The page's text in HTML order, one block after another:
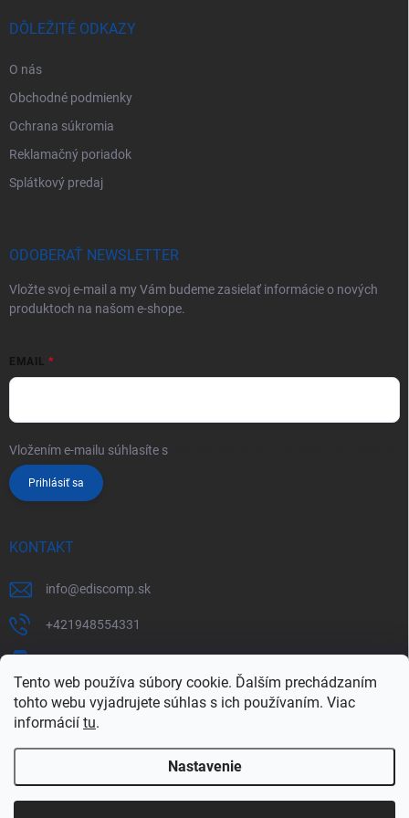
Tento web používa súbory cookie. Ďalším prechádzaním
tohto webu vyjadrujete súhlas s ich používaním. Viac
informácií tu.
Nastavenie
DÔLEŽITÉ ODKAZY
O nás
Obchodné podmienky
Ochrana súkromia
Reklamačný poriadok
Splátkový predaj
ODOBERAŤ NEWSLETTER
Vložte svoj e-mail a my Vám budeme zasielať informácie o nových
produktoch na našom e-shope.
EMAIL
Vložením e-mailu súhlasíte s
Prihlásiť sa
KONTAKT
info@ediscomp.sk
+421948554331
Copyright 2026ediscomp. Všetky práva vyhradené.Upraviť nastavenie